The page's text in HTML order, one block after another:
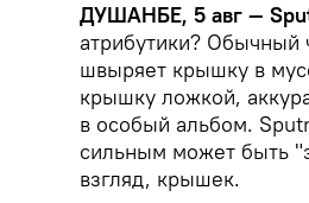
ДУШАНБЕ, 5 авг —
атрибутики? Обычный
швыряет крышку в
крышку ложкой,
в особый альбом.
сильным может быть
взгляд, крышек.